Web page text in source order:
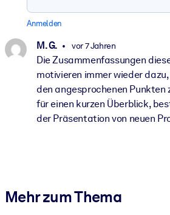
Anmelden
M. G. vor 7 Jahren
Die Zusammenfassungen
motivieren immer wieder
den angesprochenen Punkten
für einen kurzen Überblick,
der Präsentation von neuen
Mehr zum Thema